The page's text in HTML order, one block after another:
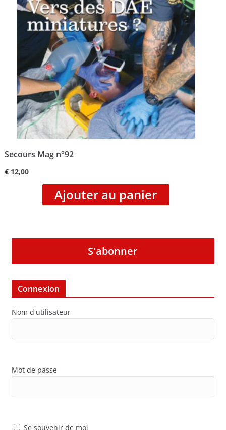
Secours Mag n°92
€12,00
Ajouter au panier
S'abonner
Connexion
Nom d'utilisateur
Mot de passe
Se souvenir de moi